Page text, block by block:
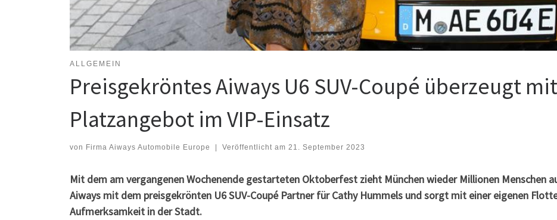
ALLGEMEIN
Preisgekröntes Aiways U6 SUV-Coupé überzeugt
Platzangebot im VIP-Einsatz
von Firma Aiways Automobile Europe Veröffentlicht am 21. September 2023
Mit dem am vergangenen Wochenende gestarteten Oktoberfest zieht München wieder Millionen Menschen
Aiways mit dem preisgekrönten U6 SUV-Coupé Partner für Cathy Hummels und sorgt mit einer eigenen
Aufmerksamkeit in der Stadt.